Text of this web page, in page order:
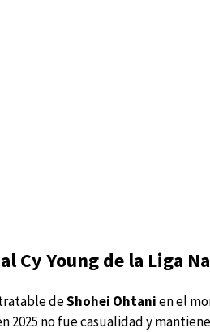
Cy Young de la Liga
deShohei Ohtanien el
2025 no fue casualidad y